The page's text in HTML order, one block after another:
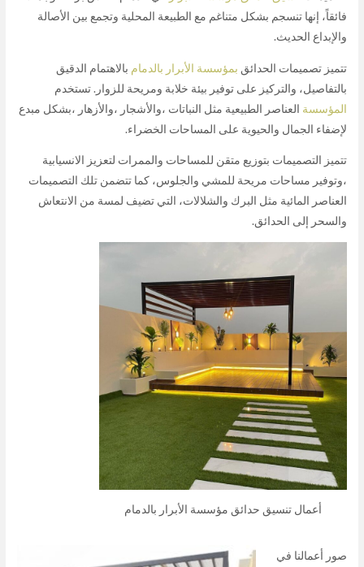
فائقاً، إنها تنسجم بشكل متناغم مع الطبيعة المحلية وتجمع بين الأصالة
والإبداع الحديث.
تتميز تصميمات الحدائق بمؤسسة الأبرار بالدمام بالاهتمام الدقيق
بالتفاصيل، والتركيز على توفير بيئة خلابة ومريحة للزوار. تستخدم
المؤسسة العناصر الطبيعية مثل النباتات ،والأشجار ،والأزهار ،بشكل مبدع
لإضفاء الجمال والحيوية على المساحات الخضراء.
تتميز التصميمات بتوزيع متقن للمساحات والممرات لتعزيز الانسيابية
،وتوفير مساحات مريحة للمشي والجلوس، كما تتضمن تلك التصميمات
العناصر المائية مثل البرك والشلالات، التي تضيف لمسة من الانتعاش
والسحر إلى الحدائق.
أعمال تنسيق حدائق مؤسسة الأبرار بالدمام
صور أعمالنا في